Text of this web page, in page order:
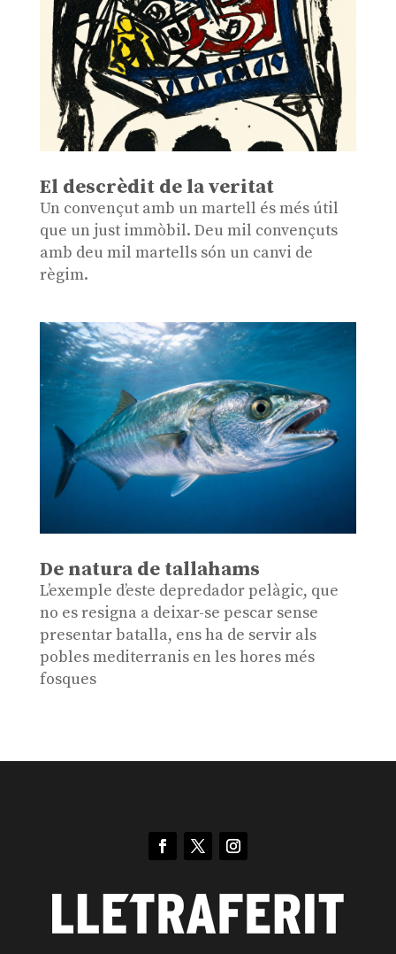
El descrèdit de la veritat
Un convençut amb un martell és més útil
que un just immòbil. Deu mil convençuts
amb deu mil martells són un canvi de
règim.
De natura de tallahams
L’exemple d’este depredador pelàgic, que
no es resigna a deixar-se pescar sense
presentar batalla, ens ha de servir als
pobles mediterranis en les hores més
fosques